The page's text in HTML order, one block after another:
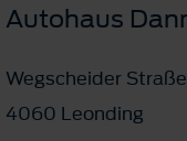
Autohaus
Wegscheider Straße
4060 Leonding